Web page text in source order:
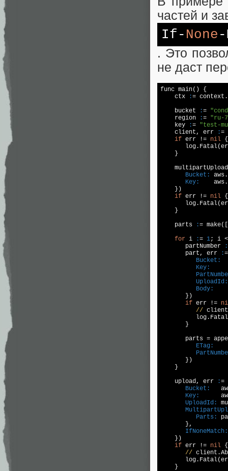
частей и
If- None
. Это
не даст
func main() {
    ctx
:=
    bucket
:=
    region
:= "ru-
    key
:= "test-
    client, err
:=
if err != nil
    }
Bucket:
Key:
    })
if err != nil
    }
    parts
:=
for i := 1; i
       partNumber
:
       part, err
:
Bucket:
Key:
UploadId:
Body:
       })
if err !=
//
       }
parts =
ETag:
       })
    }
    upload, err
:=
Bucket:
Key:
UploadId:
Parts:
       },
IfNoneMatch:
    })
if err != nil
//
    }